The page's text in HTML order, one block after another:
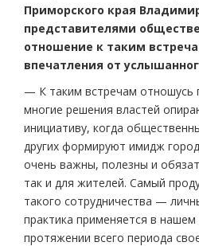
Приморского края
представителями
отношение к таким
впечатления от
— К таким встречам отношусь
многие решения властей
инициативу, когда
других формируют имидж
очень важны, полезны и
так и для жителей. Самый
такого сотрудничества —
практика применяется в
протяжении всего периода